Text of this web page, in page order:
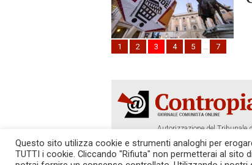
1 2 3 4 5 … 7
Autorizzazione del Tribunale
Tel. 06.640.122.19 -
SOSTIENICI! REDAZIONE
Questo sito utilizza cookie e strumenti analoghi per
TUTTI i cookie. Cliccando "Rifiuta" non permetterai al sito